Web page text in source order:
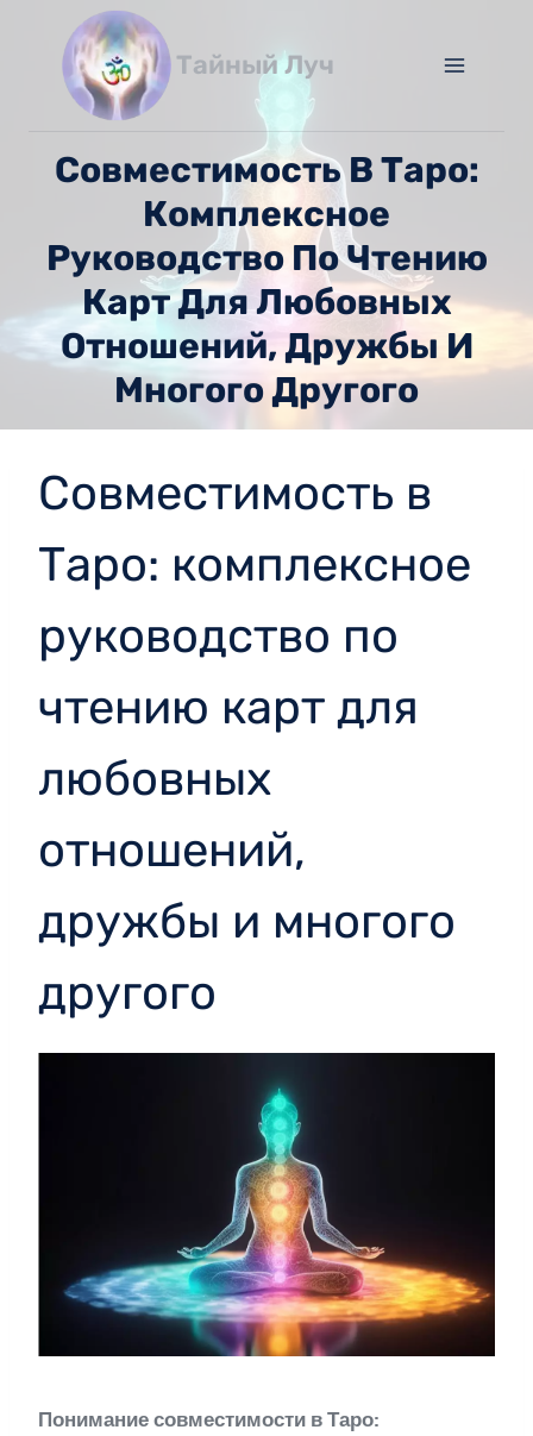
содержимому
Тайный Луч
Совместимость В Таро:
Комплексное
Руководство По Чтению
Карт Для Любовных
Отношений, Дружбы И
Многого Другого
Совместимость в
Таро: комплексное
руководство по
чтению карт для
любовных
отношений,
дружбы и многого
другого
Понимание совместимости в Таро: